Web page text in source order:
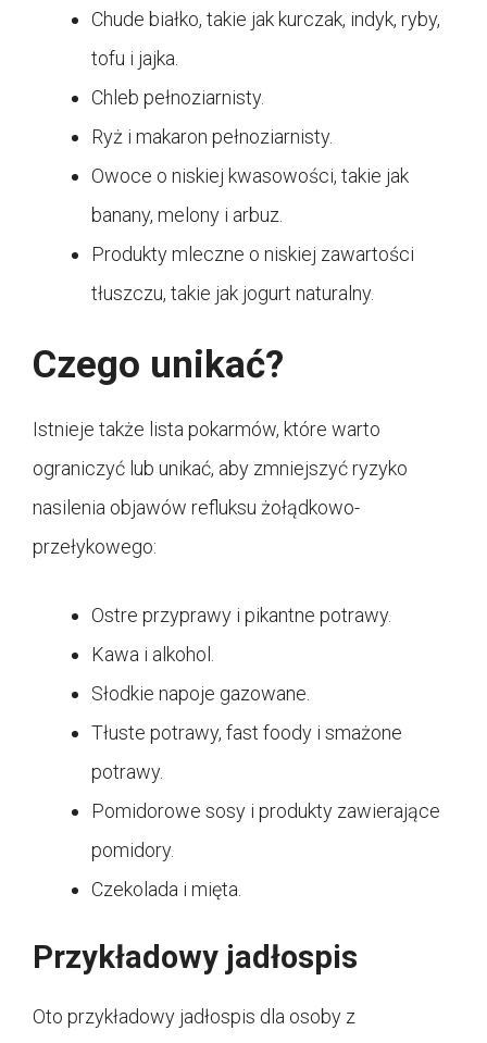
Chude białko, takie jak kurczak, indyk, ryby,
tofu i jajka.
Chleb pełnoziarnisty.
Ryż i makaron pełnoziarnisty.
Owoce o niskiej kwasowości, takie jak
banany, melony i arbuz.
Produkty mleczne o niskiej zawartości
tłuszczu, takie jak jogurt naturalny.
Czego unikać?
Istnieje także lista pokarmów, które warto
ograniczyć lub unikać, aby zmniejszyć ryzyko
nasilenia objawów refluksu żołądkowo-
przełykowego:
Ostre przyprawy i pikantne potrawy.
Kawa i alkohol.
Słodkie napoje gazowane.
Tłuste potrawy, fast foody i smażone
potrawy.
Pomidorowe sosy i produkty zawierające
pomidory.
Czekolada i mięta.
Przykładowy jadłospis
Oto przykładowy jadłospis dla osoby z